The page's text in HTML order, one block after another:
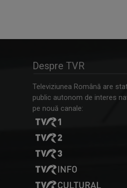
Despre TVR
Televiziunea Română are
public autonom de interes
pe nouă canale: